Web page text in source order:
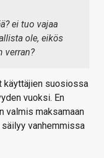
ei tuo vajaa
ole, eikös
verran?
käyttäjien suosiossa
vuoksi. En
valmis maksamaan
vanhemmissa